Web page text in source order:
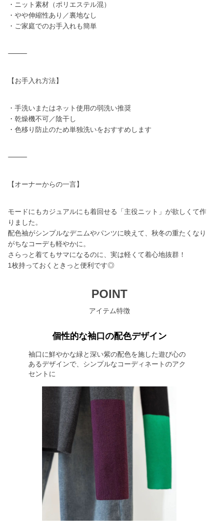
・ニット素材（ポリエステル混）
・やや伸縮性あり／裏地なし
・ご家庭でのお手入れも簡単
⸻
【お手入れ方法】
・手洗いまたはネット使用の弱洗い推奨
・乾燥機不可／陰干し
・色移り防止のため単独洗いをおすすめします
⸻
【オーナーからの一言】
モードにもカジュアルにも着回せる「主役ニット」が欲しくて作
りました。
配色袖がシンプルなデニムやパンツに映えて、秋冬の重たくなり
がちなコーデも軽やかに。
さらっと着てもサマになるのに、実は軽くて着心地抜群！
1枚持っておくときっと便利です◎
POINT
アイテム特徴
個性的な袖口の配色デザイン
袖口に鮮やかな緑と深い紫の配色を施した遊び心の
あるデザインで、シンプルなコーディネートのアク
セントに